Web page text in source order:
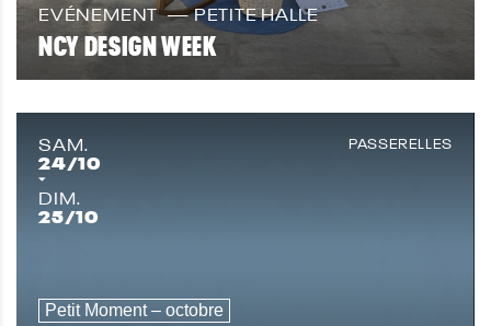
EVÉNEMENT PETITE HALLE
NCY DESIGN WEEK
SAM.
24/10
DIM.
25/10
PASSERELLES
Petit Moment – octobre